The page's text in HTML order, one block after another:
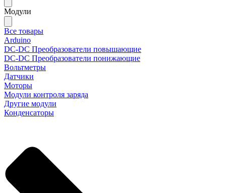
Модули
Все товары
Arduino
DC-DC Преобразователи повышающие
DC-DC Преобразователи понижающие
Вольтметры
Датчики
Моторы
Модули контроля заряда
Другие модули
Конденсаторы